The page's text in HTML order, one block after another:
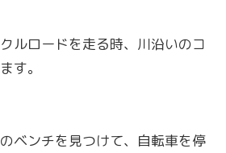
ルロードを走る時、川沿いのコ
す。
ベンチを見つけて、自転車を停